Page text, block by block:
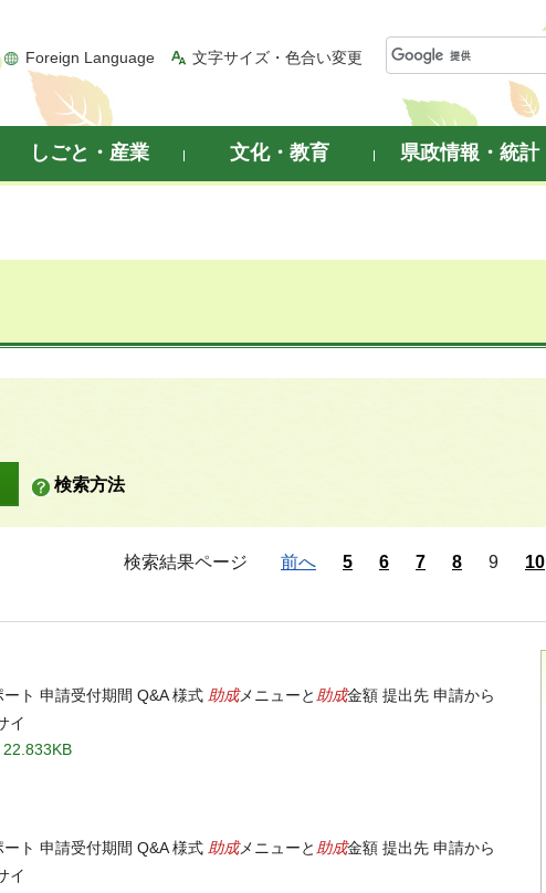
Foreign Language 文字サイズ・色合い変更
しごと・産業 文化・教育 県政情報・統計
検索方法
検索結果ページ 前へ 5 6 7 8 9 10
ト 申請受付期間 Q&A 様式 助成メニューと 助成金額 提出先 申請から
イ
ト 申請受付期間 Q&A 様式 助成メニューと 助成金額 提出先 申請から
イ